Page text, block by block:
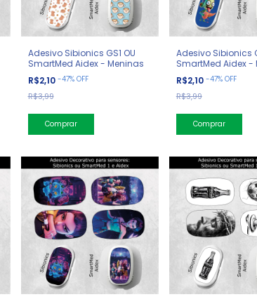
Adesivo Sibionics GS1 OU
SmartMed Aidex - Meninas
R$2,10 -47% OFF
R$3,99
Adesivo Sibionics
SmartMed Aidex -
R$2,10 -47% OFF
R$3,99